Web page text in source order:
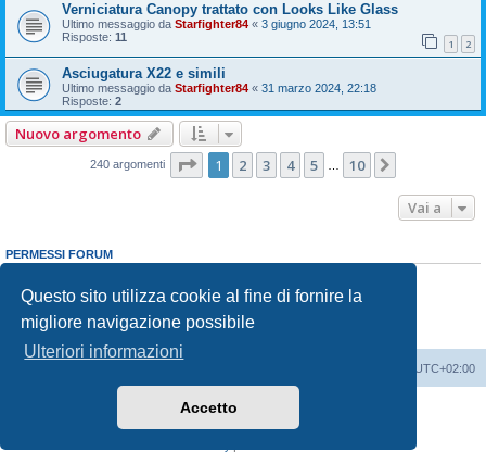
Questo sito utilizza cookie al fine di fornire la
migliore navigazione possibile
Ulteriori informazioni
Accetto
Verniciatura Canopy trattato con Looks Like Glass
Ultimo messaggio da Starfighter84 « 3 giugno 2024, 13:51
Risposte: 11 1 2
Asciugatura X22 e simili
Ultimo messaggio da Starfighter84 « 31 marzo 2024, 22:18
Risposte: 2
Nuovo argomento
240 argomenti Pagina di 10
1 2 3 4 5 10
Vai a
PERMESSI FORUM
Non puoirispondere negli argomenti
Non puoimodificare i tuoi messaggi
Non puoicancellare i tuoi messaggi
Non puoi
inviare allegati
UTC+02:00
phpBB® Forum Software © phpBB Limited
Traduzione ItalianaphpBB-Italia.it